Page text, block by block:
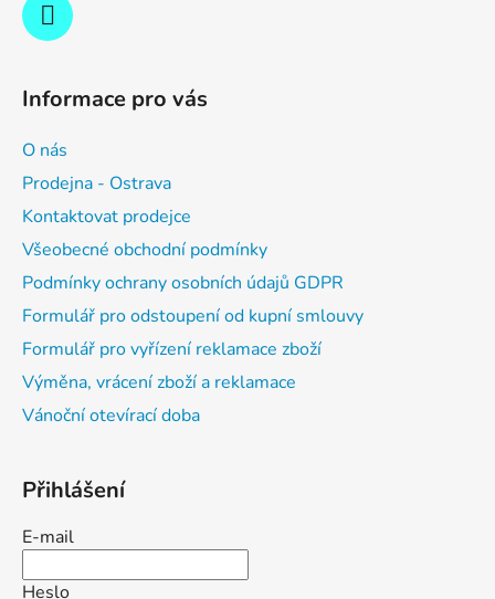
Informace pro vás
O nás
Prodejna - Ostrava
Kontaktovat prodejce
Všeobecné obchodní podmínky
Podmínky ochrany osobních údajů GDPR
Formulář pro odstoupení od kupní smlouvy
Formulář pro vyřízení reklamace zboží
Výměna, vrácení zboží a reklamace
Vánoční otevírací doba
Přihlášení
E-mail
Heslo